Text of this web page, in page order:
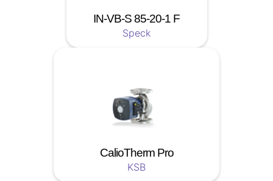
IN-VB-S 85-20-1 F
Speck
CalioTherm Pro
KSB